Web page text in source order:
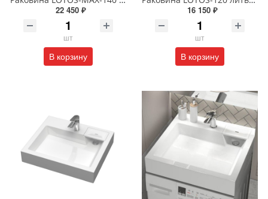
22 450 ₽
шт
В корзину
16 150 ₽
шт
В корзину